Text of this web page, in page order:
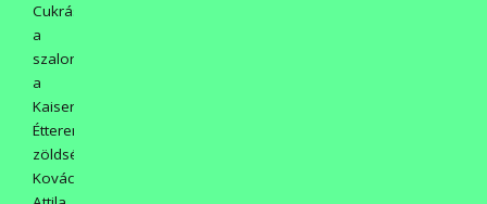
Cukrászdából,
a
szalonnát
a
Kaiser
Étteremből,
zöldségféléket
Kovács